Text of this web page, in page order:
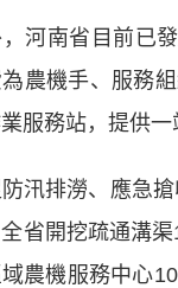
南省目前已發
農機手、服務
服務站，提供一
排澇、應急搶
省開挖疏通溝
農機服務中心